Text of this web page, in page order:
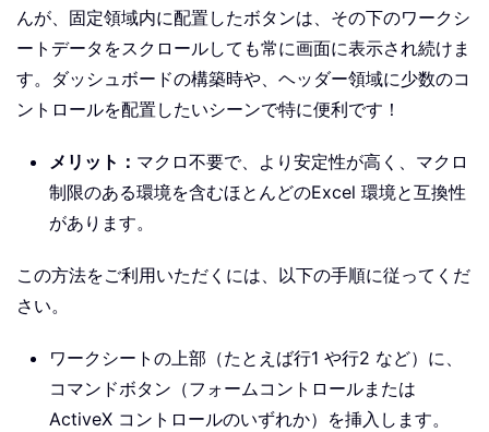
んが、固定領域内に配置したボタンは、その下のワークシ
ートデータをスクロールしても常に画面に表示され続けま
す。ダッシュボードの構築時や、ヘッダー領域に少数のコ
ントロールを配置したいシーンで特に便利です！
メリット： マクロ不要で、より安定性が高く、マクロ
制限のある環境を含むほとんどのExcel 環境と互換性
があります。
この方法をご利用いただくには、以下の手順に従ってくだ
さい。
ワークシートの上部（たとえば行1 や行2 など）に、
コマンドボタン（フォームコントロールまたは
ActiveX コントロールのいずれか）を挿入します。